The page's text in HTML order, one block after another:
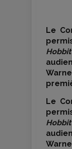
Le
Hobbit
Le
Hobbit